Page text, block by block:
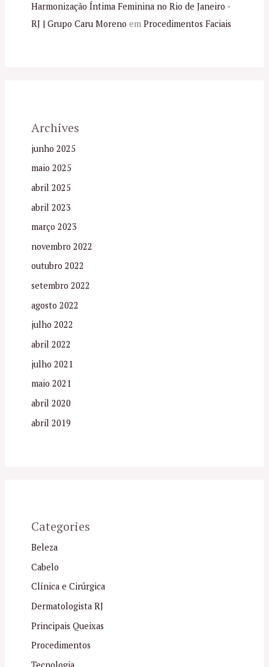
Harmonização Íntima Feminina no Rio de Janeiro -
RJ | Grupo Caru Moreno em Procedimentos Faciais
Archives
junho 2025
maio 2025
abril 2025
abril 2023
março 2023
novembro 2022
outubro 2022
setembro 2022
agosto 2022
julho 2022
abril 2022
julho 2021
maio 2021
abril 2020
abril 2019
Categories
Beleza
Cabelo
Clínica e Cirúrgica
Dermatologista RJ
Principais Queixas
Procedimentos